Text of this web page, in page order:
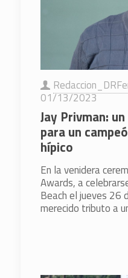
01/13/2023
Jay Privman:
para un
hípico
En la venidera
Awards, a
Beach el jueves 26
merecido tributo a